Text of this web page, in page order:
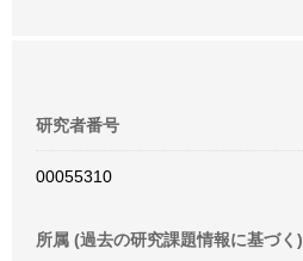
研究者番号
00055310
所属 (過去の研究課題情報に基づく)